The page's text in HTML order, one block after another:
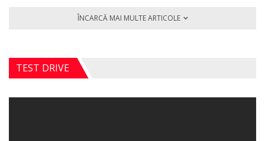
ÎNCARCĂ MAI MULTE ARTICOLE
TEST DRIVE